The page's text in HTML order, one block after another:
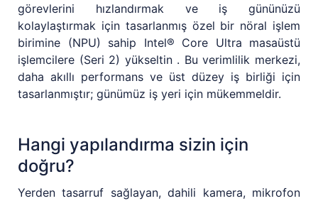
görevlerini hızlandırmak ve iş gününüzü
kolaylaştırmak için tasarlanmış özel bir nöral işlem
birimine (NPU) sahip Intel® Core Ultra masaüstü
işlemcilere (Seri 2) yükseltin . Bu verimlilik merkezi,
daha akıllı performans ve üst düzey iş birliği için
tasarlanmıştır; günümüz iş yeri için mükemmeldir.
Hangi yapılandırma sizin için
doğru?
Yerden tasarruf sağlayan, dahili kamera, mikrofon